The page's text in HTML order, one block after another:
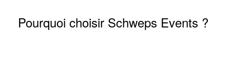
Pourquoi choisir Schweps Events ?